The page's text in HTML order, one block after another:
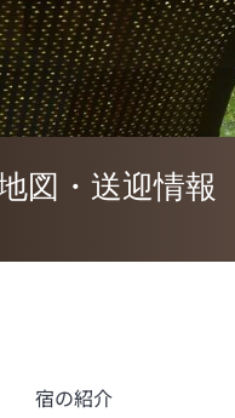
図・送迎情報
宿の紹介